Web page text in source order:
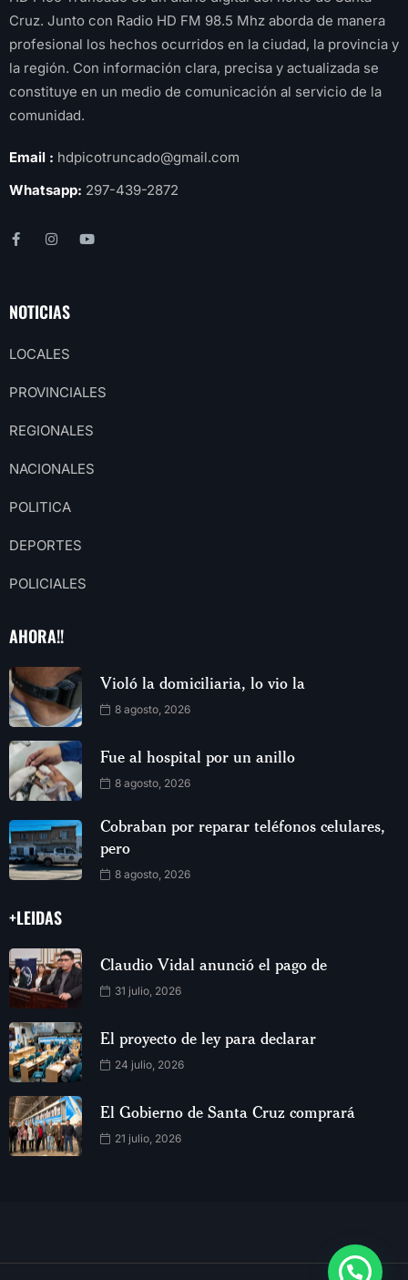
Cruz. Junto con Radio HD FM 98.5 Mhz aborda de manera
profesional los hechos ocurridos en la ciudad, la provincia y
la región. Con información clara, precisa y actualizada se
constituye en un medio de comunicación al servicio de la
comunidad.
Email : hdpicotruncado@gmail.com
Whatsapp: 297-439-2872
NOTICIAS
LOCALES
PROVINCIALES
REGIONALES
NACIONALES
POLITICA
DEPORTES
POLICIALES
AHORA!!
Violó la domiciliaria, lo vio la
8 agosto, 2026
Fue al hospital por un anillo
8 agosto, 2026
Cobraban por reparar teléfonos celulares,
pero
8 agosto, 2026
+LEIDAS
Claudio Vidal anunció el pago de
31 julio, 2026
El proyecto de ley para declarar
24 julio, 2026
El Gobierno de Santa Cruz comprará
21 julio, 2026